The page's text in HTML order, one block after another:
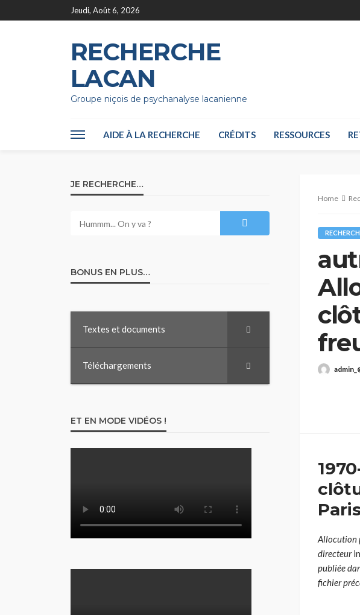
Jeudi, Août 6, 2026
RECHERCHE
LACAN
Groupe niçois de psychanalyse lacanienne
AIDE À LA RECHERCHE CRÉDITS RESSOURCES
Home
Allocution
directeur
publiée
fichier
JE RECHERCHE…
BONUS EN PLUS…
Textes et documents
Téléchargements
ET EN MODE VIDÉOS !